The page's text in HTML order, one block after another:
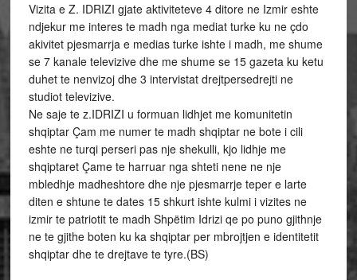
Vizita e Z. IDRIZI gjate aktiviteteve 4 ditore ne Izmir eshte
ndjekur me interes te madh nga mediat turke ku ne çdo
akivitet pjesmarrja e medias turke ishte i madh, me shume
se 7 kanale televizive dhe me shume se 15 gazeta ku ketu
duhet te nenvizoj dhe 3 intervistat drejtpersedrejti ne
studiot televizive.
Ne saje te z.IDRIZI u formuan lidhjet me komunitetin
shqiptar Çam me numer te madh shqiptar ne bote i cili
eshte ne turqi perseri pas nje shekulli, kjo lidhje me
shqiptaret Çame te harruar nga shteti nene ne nje
mbledhje madheshtore dhe nje pjesmarrje teper e larte
diten e shtune te dates 15 shkurt ishte kulmi i vizites ne
izmir te patriotit te madh Shpëtim Idrizi qe po puno gjithnje
ne te gjithe boten ku ka shqiptar per mbrojtjen e identitetit
shqiptar dhe te drejtave te tyre.(BS)